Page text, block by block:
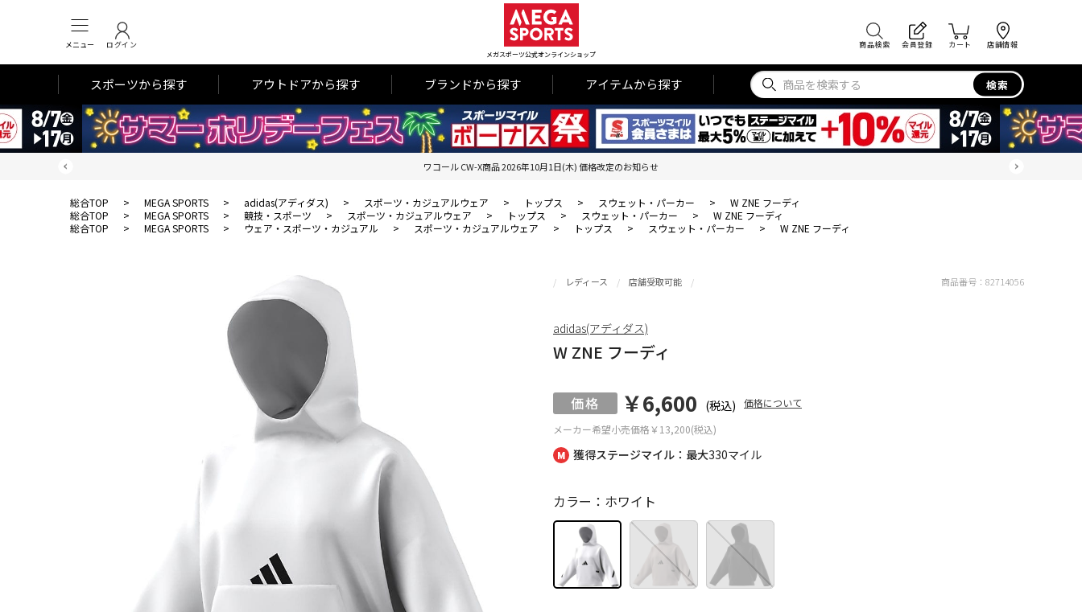
メニュー ログイン
メガスポーツ公式オンラインショップ
商品検索 会員登録 カート 店舗情報
スポーツから探す アウトドアから探す ブランドから探す アイテムから探す 検索
ワコール CW-X商品 2026年10月1日(木) 価格改定のお知らせ
総合TOP > MEGA SPORTS > adidas(アディダス) > スポーツ・カジュアルウェア > トップス > スウェット・パーカー >
W ZNE フーディ
総合TOP
> MEGA SPORTS > 競技・スポーツ > スポーツ・カジュアルウェア > トップス > スウェット・パーカー >
W ZNE フーディ
総合TOP
> MEGA SPORTS > ウェア・スポーツ・カジュアル > スポーツ・カジュアルウェア > トップス > スウェット・パーカー > W ZNE フーディ
獲得ステージマイル：最大330マイル
レディース 店舗受取可能
W ZNE フーディ
メーカー希望小売価格￥13,200(税込)
￥6,600 (税込) 価格について
カラー：ホワイト
商品番号： 82714056
adidas(アディダス)